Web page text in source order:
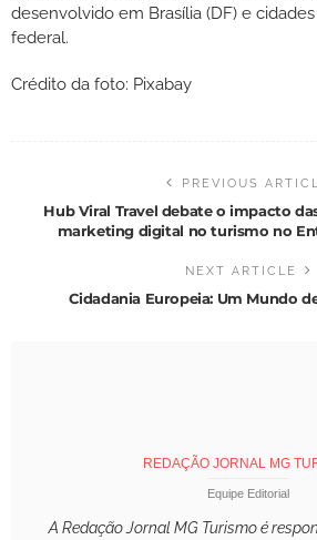
desenvolvido em Brasília (DF) e
federal.
Crédito da foto: Pixabay
PREVIOUS
Hub Viral Travel debate o impacto
marketing digital no turismo no
NEXT ARTICLE
Cidadania Europeia: Um Mundo
REDAÇÃO JORNAL MG
Equipe Editorial
A Redação Jornal MG Turismo é